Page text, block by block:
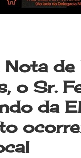
o Sr.
da